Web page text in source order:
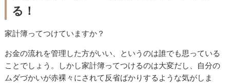
る！
家計簿ってつけていますか？
お金の流れを管理した方がいい、というのは誰でも思っている
ことでしょう。しかし家計簿ってつけるのは大変だし、自分の
ムダづかいが赤裸々にされて反省ばかりするような気がしま